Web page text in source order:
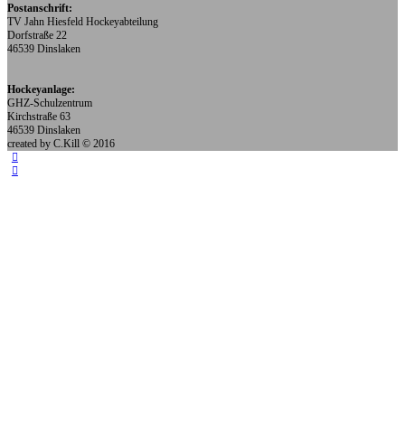
Postanschrift:
TV Jahn Hiesfeld Hockeyabteilung
Dorfstraße 22
46539 Dinslaken
Hockeyanlage:
GHZ-Schulzentrum
Kirchstraße 63
46539 Dinslaken
created by C.Kill © 2016